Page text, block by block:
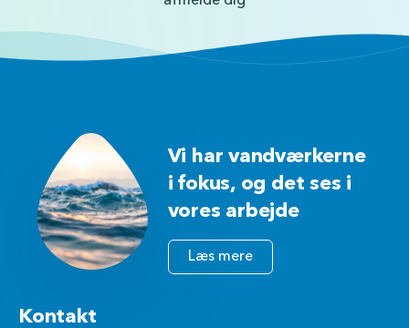
Vi har vandværkerne
i fokus, og det ses i
vores arbejde
Læs mere
Kontakt